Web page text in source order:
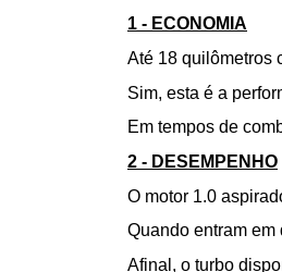
1 - ECONOMIA
Até 18 quilômetros
Sim, esta é a
Em tempos de
2 - DESEMPENHO
O motor 1.0
Quando entram em
Afinal, o turbo